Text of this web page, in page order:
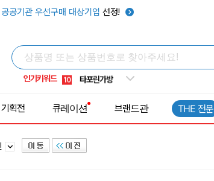
공공기관 우선구매 대상기업 선정!
인기키워드
6 우산
9 넥쿨러
10 타포린가방
기획전 큐레이션 브랜드관 THE 전문